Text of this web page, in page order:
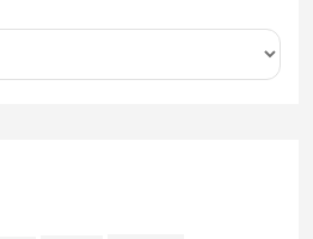
di effettuare nuovi interventi di